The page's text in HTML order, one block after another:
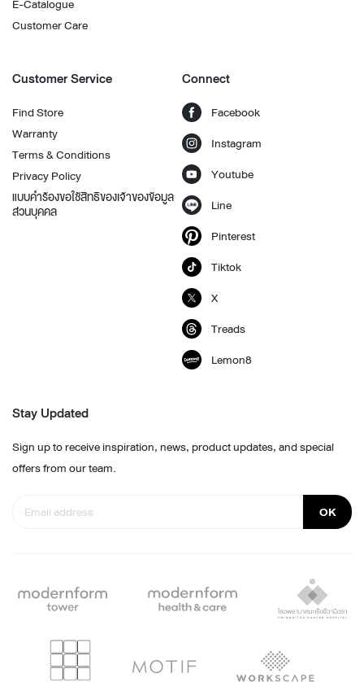
E-Catalogue
Customer Care
Customer Service
Find Store
Warranty
Terms & Conditions
Privacy Policy
แบบคำร้องขอใช้สิทธิของเจ้าของข้อมูล
ส่วนบุคคล
Connect
Facebook
Instagram
Youtube
Line
Pinterest
Tiktok
X
Treads
Lemon8
Stay Updated
Sign up to receive inspiration, news, product updates, and special
offers from our team.
OK